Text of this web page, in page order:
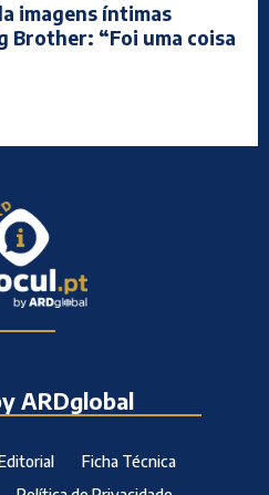
imagens íntimas
Brother: “Foi uma coisa
ARDglobal
Ficha Técnica